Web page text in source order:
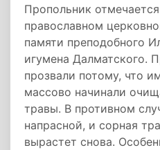
Пропольник
православном
памяти преподобного
игумена Далматского.
прозвали потому, что
массово начинали
травы. В противном
напрасной, и сорная
вырастет снова.